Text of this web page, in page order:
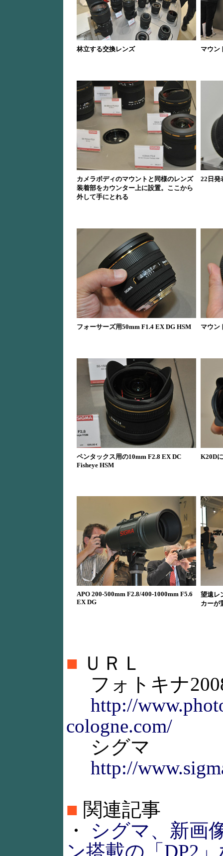
林立する交換レンズ マウン
カメラボディのマウントと同様のレンズ
装着部をカウンター上に設置。ここから
外して手にとれる
22日発
フォーサーズ用50mm F1.4 EX DG HSM マウン
ペンタックス用の10mm F2.8 EX DC
Fisheye HSM
K20D
APO 200-500mm F2.8/400-1000mm F5.6
EX DG
望遠レ
カーが
■ ＵＲＬ
フォトキナ
http://
cologne.com/
シグマ
http://
■ 関連記事
・ シグマ、新画
ン搭載の「DP2